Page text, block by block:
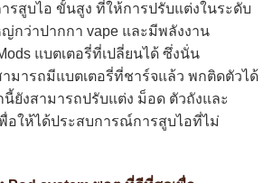
รสูบไอ ขั้นสูง ที่ให้การปรับแต่งในระดับ
กว่าปากกา vape และมีพลังงาน
แบตเตอรี่ที่เปลี่ยนได้ ซึ่งนั่น
มารถมีแบตเตอรี่ที่ชาร์จแล้ว พกติดตัวได้
นี้ยังสามารถปรับแต่ง ม็อด ตัวถังและ
พื่อให้ได้ประสบการณ์การสูบไอที่ไม่